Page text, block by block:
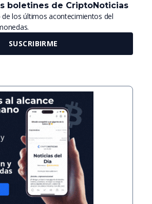
boletines de CriptoNoticias
los últimos acontecimientos del
SUSCRIBIRME